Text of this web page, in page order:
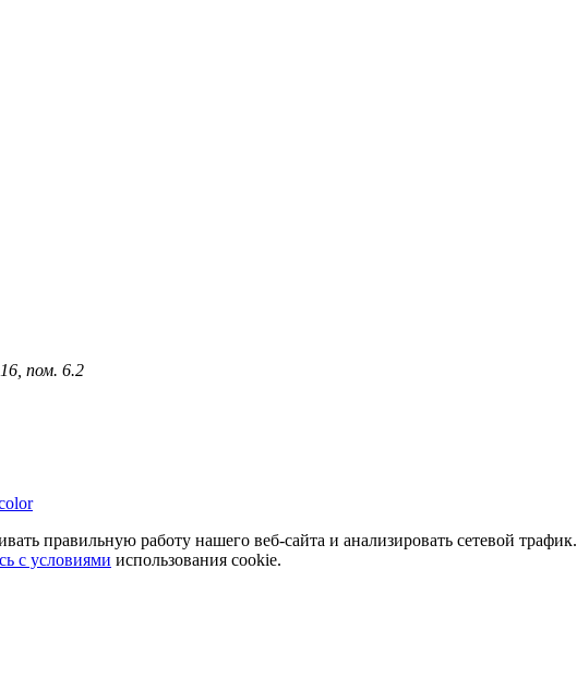
пом. 6.2
правильную работу нашего веб-сайта и анализировать сетевой трафик.
с условиями использования cookie.